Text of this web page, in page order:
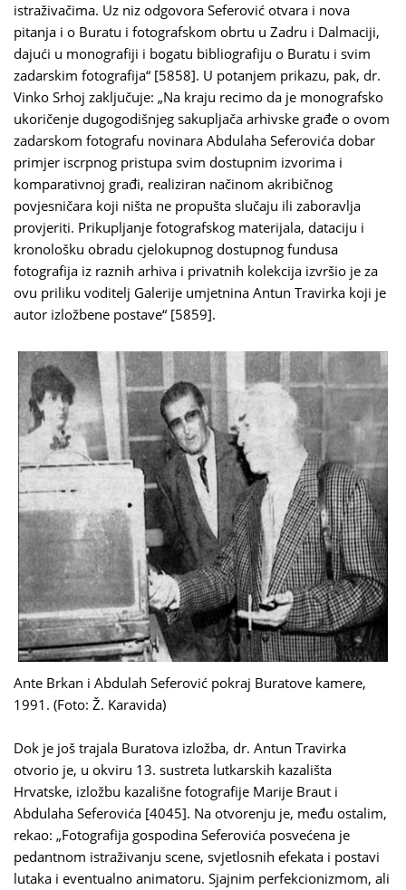
istraživačima. Uz niz odgovora Seferović otvara i nova
pitanja i o Buratu i fotografskom obrtu u Zadru i Dalmaciji,
dajući u monografiji i bogatu bibliografiju o Buratu i svim
zadarskim fotografija“ [5858]. U potanjem prikazu, pak, dr.
Vinko Srhoj zaključuje: „Na kraju recimo da je monografsko
ukoričenje dugogodišnjeg sakupljača arhivske građe o ovom
zadarskom fotografu novinara Abdulaha Seferovića dobar
primjer iscrpnog pristupa svim dostupnim izvorima i
komparativnoj građi, realiziran načinom akribičnog
povjesničara koji ništa ne propušta slučaju ili zaboravlja
provjeriti. Prikupljanje fotografskog materijala, dataciju i
kronološku obradu cjelokupnog dostupnog fundusa
fotografija iz raznih arhiva i privatnih kolekcija izvršio je za
ovu priliku voditelj Galerije umjetnina Antun Travirka koji je
autor izložbene postave“ [5859].
Ante Brkan i Abdulah Seferović pokraj Buratove kamere,
1991. (Foto: Ž. Karavida)
Dok je još trajala Buratova izložba, dr. Antun Travirka
otvorio je, u okviru 13. sustreta lutkarskih kazališta
Hrvatske, izložbu kazališne fotografije Marije Braut i
Abdulaha Seferovića [4045]. Na otvorenju je, među ostalim,
rekao: „Fotografija gospodina Seferovića posvećena je
pedantnom istraživanju scene, svjetlosnih efekata i postavi
lutaka i eventualno animatoru. Sjajnim perfekcionizmom, ali